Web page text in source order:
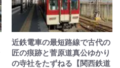
近鉄電車の最短路線で古代の
匠の痕跡と菅原道真公ゆかり
の寺社をたずねる【関西鉄道